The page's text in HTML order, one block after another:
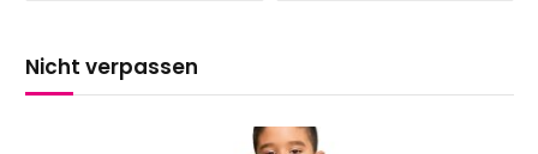
Nicht verpassen